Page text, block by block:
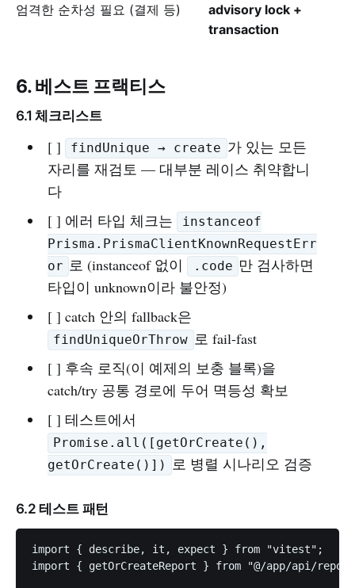
엄격한 순차성 필요 (결제 등)
advisory lock +
transaction
6. 베스트 프랙티스
6.1 체크리스트
[ ] findUnique → create 가 있는 모든
자리를 재검토 — 대부분 레이스 취약합니
다
[ ] 에러 타입 체크는
instanceof
Prisma.PrismaClientKnownRequestErr
or 로 (instanceof 없이 .code 만 검사하면
타입이 unknown이라 불안정)
[ ] catch 안의 fallback은
findUniqueOrThrow 로 fail-fast
[ ] 후속 로직(이 예제의 보충 블록)을
catch/try 공통 경로에 두어 멱등성 확보
[ ] 테스트에서
Promise.all([getOrCreate(),
getOrCreate()]) 로 병렬 시나리오 검증
6.2 테스트 패턴
import { describe, it, expect } from "vitest";
import { getOrCreateReport } from "@/app/api/